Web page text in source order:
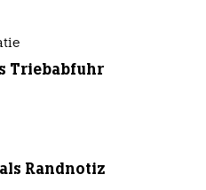
Triebabfuhr
Randnotiz